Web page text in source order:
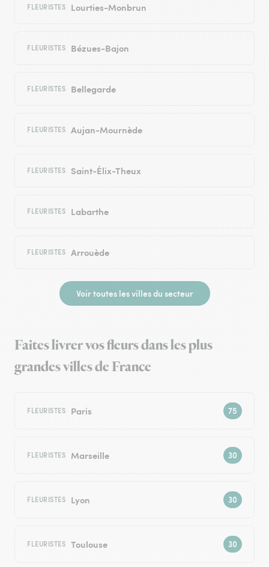
FLEURISTES Lourties-Monbrun
FLEURISTES Bézues-Bajon
FLEURISTES Bellegarde
FLEURISTES Aujan-Mournède
FLEURISTES Saint-Élix-Theux
FLEURISTES Labarthe
FLEURISTES Arrouède
Voir toutes les villes du secteur
Faites livrer vos fleurs dans les plus
grandes villes de France
FLEURISTES Paris
FLEURISTES Marseille
FLEURISTES Lyon
FLEURISTES Toulouse